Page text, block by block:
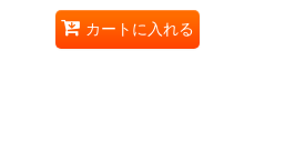
カートに入れる